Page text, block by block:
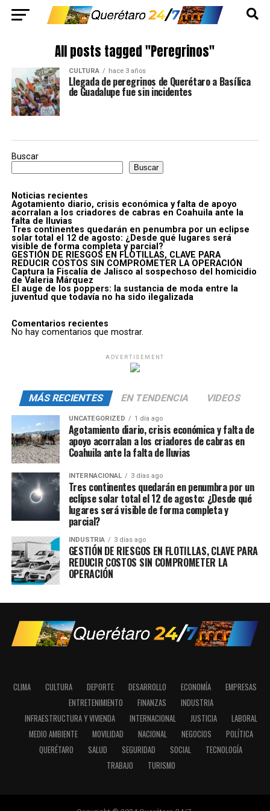
All posts tagged "Peregrinos"
CULTURA hace 3 años
Llegada de peregrinos de Querétaro a Basílica
de Guadalupe fue sin incidentes
Buscar
Buscar
Noticias recientes
Agotamiento diario, crisis económica y falta de apoyo
acorralan a los criadores de cabras en Coahuila ante la
falta de lluvias
Tres continentes quedarán en penumbra por un eclipse
solar total el 12 de agosto: ¿Desde qué lugares será
visible de forma completa y parcial?
GESTIÓN DE RIESGOS EN FLOTILLAS, CLAVE PARA
REDUCIR COSTOS SIN COMPROMETER LA OPERACIÓN
Captura la Fiscalía de Jalisco al sospechoso del homicidio
de Valeria Márquez
El auge de los poppers: la sustancia de moda entre la
juventud que todavía no ha sido ilegalizada
Comentarios recientes
No hay comentarios que mostrar.
ADVERTISEMENT
MÁS RECIENTES EN TENDENCIA VIDEOS
UNCATEGORIZED 1 día ago
Agotamiento diario, crisis económica y falta de
apoyo acorralan a los criadores de cabras en
Coahuila ante la falta de lluvias
INTERNACIONAL 3 días ago
Tres continentes quedarán en penumbra por un
eclipse solar total el 12 de agosto: ¿Desde qué
lugares será visible de forma completa y
parcial?
INDUSTRIA 3 días ago
GESTIÓN DE RIESGOS EN FLOTILLAS, CLAVE PARA
REDUCIR COSTOS SIN COMPROMETER LA
OPERACIÓN
CLIMA CULTURA DEPORTE DESARROLLO ECONOMÍA
EMPRESAS
ENTRETENIMIENTO
FINANZAS
INDUSTRIA
INFRAESTRUCTURA Y VIVIENDA
INTERNACIONAL JUSTICIA
LABORAL
MEDIO AMBIENTE
MOVILIDAD NACIONAL NEGOCIOS
POLÍTICA
QUERÉTARO
SALUD SEGURIDAD SOCIAL
TECNOLOGÍA
TRABAJO
TURISMO